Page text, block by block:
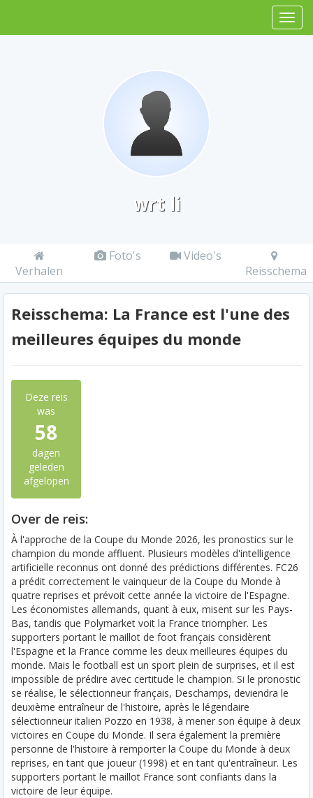
wrt li
Verhalen
Foto's
Video's
Reisschema
Reisschema: La France est l'une des
meilleures équipes du monde
Deze reis
was
58
dagen
geleden
afgelopen
Over de reis:
À l'approche de la Coupe du Monde 2026, les pronostics sur le
champion du monde affluent. Plusieurs modèles d'intelligence
artificielle reconnus ont donné des prédictions différentes. FC26
a prédit correctement le vainqueur de la Coupe du Monde à
quatre reprises et prévoit cette année la victoire de l'Espagne.
Les économistes allemands, quant à eux, misent sur les Pays-
Bas, tandis que Polymarket voit la France triompher. Les
supporters portant le maillot de foot français considèrent
l'Espagne et la France comme les deux meilleures équipes du
monde. Mais le football est un sport plein de surprises, et il est
impossible de prédire avec certitude le champion. Si le pronostic
se réalise, le sélectionneur français, Deschamps, deviendra le
deuxième entraîneur de l'histoire, après le légendaire
sélectionneur italien Pozzo en 1938, à mener son équipe à deux
victoires en Coupe du Monde. Il sera également la première
personne de l'histoire à remporter la Coupe du Monde à deux
reprises, en tant que joueur (1998) et en tant qu'entraîneur. Les
supporters portant le maillot France sont confiants dans la
victoire de leur équipe.